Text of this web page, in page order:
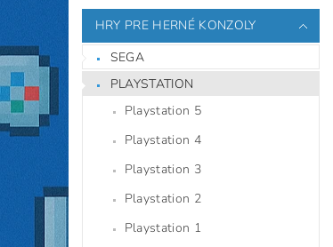
HRY PRE HERNÉ KONZOLY
SEGA
PLAYSTATION
Playstation 5
Playstation 4
Playstation 3
Playstation 2
Playstation 1